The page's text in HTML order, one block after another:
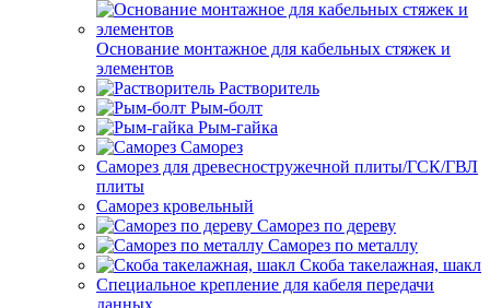
Основание монтажное для кабельных стяжек и
элементов
Растворитель
Рым-болт
Рым-гайка
Саморез
Саморез для древесностружечной плиты/ГСК/ГВЛ
плиты
Саморез кровельный
Саморез по дереву
Саморез по металлу
Скоба такелажная, шакл
Специальное крепление для кабеля передачи
данных